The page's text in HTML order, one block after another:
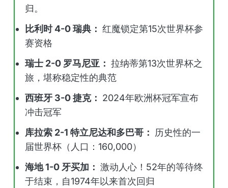
归。
比利时 4-0 瑞典： 红魔锁定第15次世界杯参
赛资格
瑞士 2-0 罗马尼亚： 拉纳蒂第13次世界杯之
旅，堪称稳定性的典范
西班牙 3-0 捷克： 2024年欧洲杯冠军宣布
冲击冠军
库拉索 2-1 特立尼达和多巴哥： 历史性的一
届世界杯（人口：160,000）
海地 1-0 牙买加： 激动人心！52年的等待终
于结束，自1974年以来首次回归